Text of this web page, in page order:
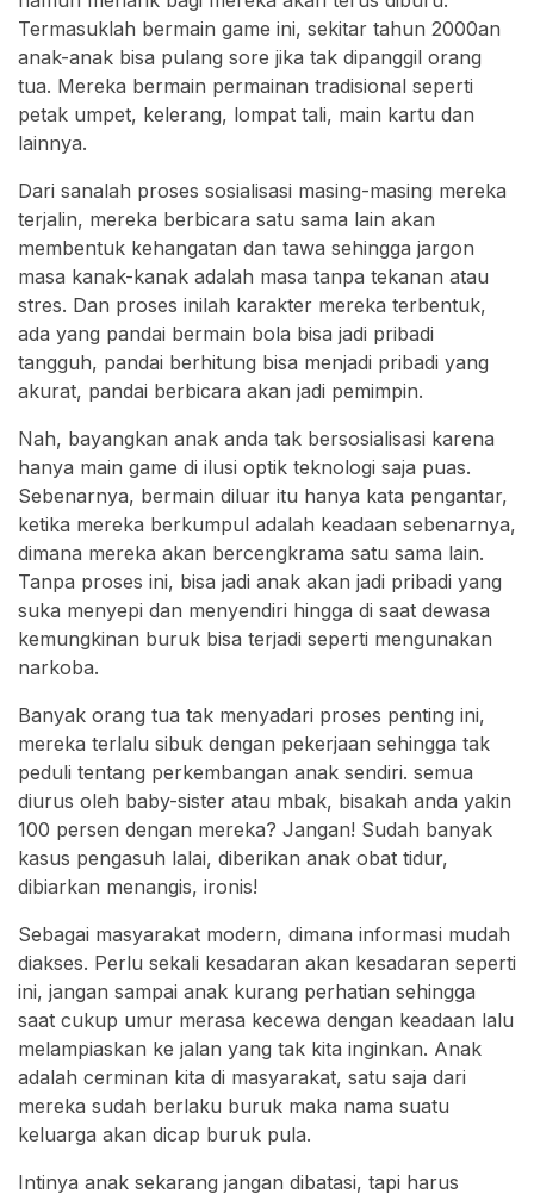
Termasuklah bermain game ini, sekitar tahun 2000an
anak-anak bisa pulang sore jika tak dipanggil orang
tua. Mereka bermain permainan tradisional seperti
petak umpet, kelerang, lompat tali, main kartu dan
lainnya.
Dari sanalah proses sosialisasi masing-masing mereka
terjalin, mereka berbicara satu sama lain akan
membentuk kehangatan dan tawa sehingga jargon
masa kanak-kanak adalah masa tanpa tekanan atau
stres. Dan proses inilah karakter mereka terbentuk,
ada yang pandai bermain bola bisa jadi pribadi
tangguh, pandai berhitung bisa menjadi pribadi yang
akurat, pandai berbicara akan jadi pemimpin.
Nah, bayangkan anak anda tak bersosialisasi karena
hanya main game di ilusi optik teknologi saja puas.
Sebenarnya, bermain diluar itu hanya kata pengantar,
ketika mereka berkumpul adalah keadaan sebenarnya,
dimana mereka akan bercengkrama satu sama lain.
Tanpa proses ini, bisa jadi anak akan jadi pribadi yang
suka menyepi dan menyendiri hingga di saat dewasa
kemungkinan buruk bisa terjadi seperti mengunakan
narkoba.
Banyak orang tua tak menyadari proses penting ini,
mereka terlalu sibuk dengan pekerjaan sehingga tak
peduli tentang perkembangan anak sendiri. semua
diurus oleh baby-sister atau mbak, bisakah anda yakin
100 persen dengan mereka? Jangan! Sudah banyak
kasus pengasuh lalai, diberikan anak obat tidur,
dibiarkan menangis, ironis!
Sebagai masyarakat modern, dimana informasi mudah
diakses. Perlu sekali kesadaran akan kesadaran seperti
ini, jangan sampai anak kurang perhatian sehingga
saat cukup umur merasa kecewa dengan keadaan lalu
melampiaskan ke jalan yang tak kita inginkan. Anak
adalah cerminan kita di masyarakat, satu saja dari
mereka sudah berlaku buruk maka nama suatu
keluarga akan dicap buruk pula.
Intinya anak sekarang jangan dibatasi, tapi harus